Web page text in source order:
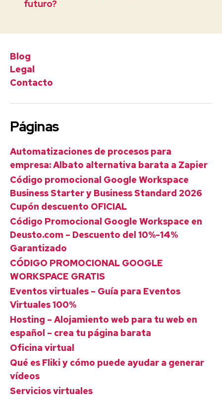
futuro?
Blog
Legal
Contacto
Páginas
Automatizaciones de procesos para
empresa: Albato alternativa barata a Zapier
Código promocional Google Workspace
Business Starter y Business Standard 2026
Cupón descuento OFICIAL
Código Promocional Google Workspace en
Deusto.com – Descuento del 10%-14%
Garantizado
CÓDIGO PROMOCIONAL GOOGLE
WORKSPACE GRATIS
Eventos virtuales – Guía para Eventos
Virtuales 100%
Hosting – Alojamiento web para tu web en
español – crea tu página barata
Oficina virtual
Qué es Fliki y cómo puede ayudar a generar
vídeos
Servicios virtuales